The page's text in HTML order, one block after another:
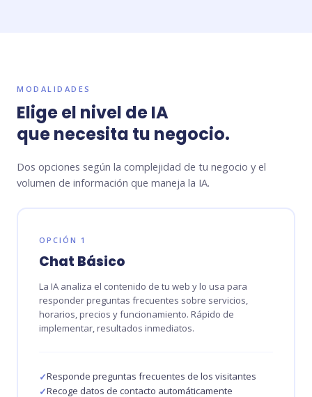
MODALIDADES
Elige el nivel de IA
que necesita tu negocio.
Dos opciones según la complejidad de tu negocio y el
volumen de información que maneja la IA.
OPCIÓN 1
Chat Básico
La IA analiza el contenido de tu web y lo usa para
responder preguntas frecuentes sobre servicios,
horarios, precios y funcionamiento. Rápido de
implementar, resultados inmediatos.
Responde preguntas frecuentes de los visitantes
Recoge datos de contacto automáticamente